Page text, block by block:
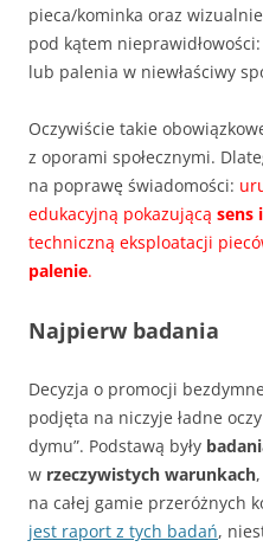
pieca/kominka oraz
pod kątem
lub palenia w niewłaściwy
Oczywiście takie
z oporami społecznymi.
na poprawę świadomości:
edukacyjną pokazującą sens
techniczną eksploatacji
palenie.
Najpierw badania
Decyzja o promocji
podjęta na niczyje ładne
dymu”. Podstawą były
w rzeczywistych warunkach
na całej gamie przeróżnych
jest raport z tych badań,